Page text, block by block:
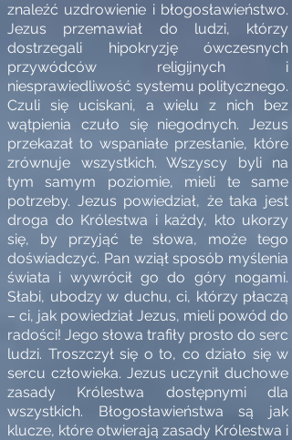
znaleźć uzdrowienie i błogosławieństwo.
Jezus przemawiał do ludzi, którzy
dostrzegali hipokryzję ówczesnych
przywódców religijnych i
niesprawiedliwość systemu politycznego.
Czuli się uciskani, a wielu z nich bez
wątpienia czuło się niegodnych. Jezus
przekazał to wspaniałe przesłanie, które
zrównuje wszystkich. Wszyscy byli na
tym samym poziomie, mieli te same
potrzeby. Jezus powiedział, że taka jest
droga do Królestwa i każdy, kto ukorzy
się, by przyjąć te słowa, może tego
doświadczyć. Pan wziął sposób myślenia
świata i wywrócił go do góry nogami.
Słabi, ubodzy w duchu, ci, którzy płaczą
– ci, jak powiedział Jezus, mieli powód do
radości! Jego słowa trafiły prosto do serc
ludzi. Troszczył się o to, co działo się w
sercu człowieka. Jezus uczynił duchowe
zasady Królestwa dostępnymi dla
wszystkich. Błogosławieństwa są jak
klucze, które otwierają zasady Królestwa i